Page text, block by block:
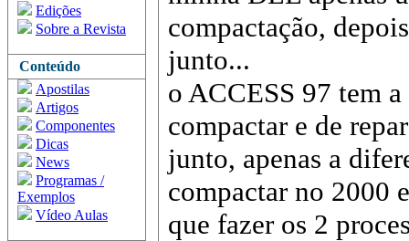
Edições
Sobre a Revista
Conteúdo
Apostilas
Artigos
Componentes
Dicas
News
Programas /
Exemplos
Vídeo Aulas
compactação,
junto...
o ACCESS 97 tem
compactar e de
junto, apenas a
compactar no 2000
que fazer os 2